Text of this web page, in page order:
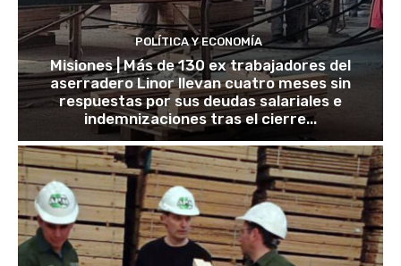
POLÍTICA Y ECONOMÍA
Misiones | Más de 130 ex trabajadores del
aserradero Linor llevan cuatro meses sin
respuestas por sus deudas salariales e
indemnizaciones tras el cierre...